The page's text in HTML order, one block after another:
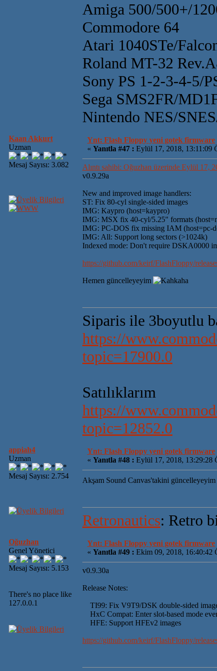
Amiga 500/500+/
Commodore 64
Atari 1040STe/
Roland MT-32
Sony PS 1-2-3-4-5/
Sega SMS2FR/
Nintendo NES/
Kaan Akkurt
Uzman
Mesaj Sayısı: 3.082
Ynt: Flash Floppy yeni gotek firmware
« Yanıtla #47 : Eylül 17, 2018, 13:11:09
Alıntı sahibi: Oğuzhan üzerinde Eylül 17,
v0.9.29a
New and improved image handlers:
ST: Fix 80-cyl single-sided images
IMG: Kaypro (host=kaypro)
IMG: MSX fix 40-cyl/5.25" formats
IMG: PC-DOS fix missing IAM (host=pc-
IMG: All: Support long sectors (>1024k)
Indexed mode: Don't require DSKA0000
https://github.com/keirf/FlashFloppy/
Hemen güncelleyeyim
Siparis ile 3boyutlu
https://
topic=17900.0
Satılıklarım
https://
topic=12852.0
appiah4
Uzman
Mesaj Sayısı: 2.754
Ynt: Flash Floppy yeni gotek firmware
« Yanıtla #48 : Eylül 17, 2018, 13:29:28
Akşam Sound Canvas'takini
Retronautics: Retro
Oğuzhan
Genel Yönetici
Mesaj Sayısı: 5.153
There's no place like
127.0.0.1
Ynt: Flash Floppy yeni gotek firmware
« Yanıtla #49 : Ekim 09, 2018, 16:40:42
v0.9.30a
Release Notes:
TI99: Fix V9T9/DSK double-sided
HxC Compat: Enter slot-based mode
HFE: Support HFEv2 images
https://github.com/keirf/FlashFloppy/